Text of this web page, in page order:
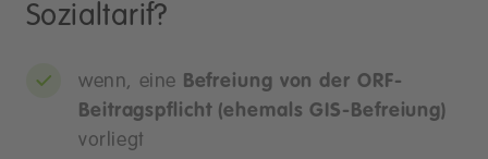
Sozialtarif?
wenn, eine
Befreiung von der ORF-
Beitragspflicht (ehemals GIS-Befreiung)
vorliegt